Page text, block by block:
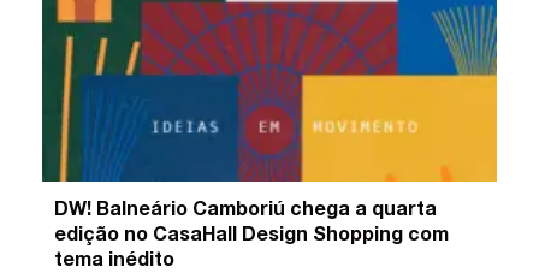
DW! Balneário Camboriú chega a quarta
edição no CasaHall Design Shopping com
tema inédito